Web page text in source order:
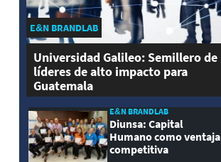
E&N BRANDLAB
Universidad Galileo: Semillero de
líderes de alto impacto para
Guatemala
E&N BRANDLAB
Diunsa: Capital
Humano como ventaja
competitiva